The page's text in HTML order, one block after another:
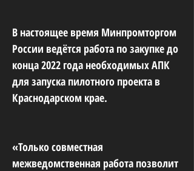
В настоящее время Минпромторгом
России ведётся работа по закупке до
конца 2022 года необходимых АПК
для запуска пилотного проекта в
Краснодарском крае.
«Только совместная
межведомственная работа позволит